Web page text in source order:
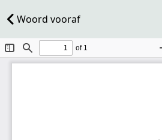
Woord vooraf